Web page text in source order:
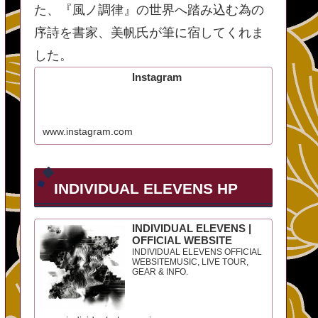
た、『風ノ調律』の世界へ踏み込む為の
序詩を書家、美帆氏が筆に宿してくれま
した。
Instagram
www.instagram.com
INDIVIDUAL ELEVENS HP
INDIVIDUAL ELEVENS |
OFFICIAL WEBSITE
INDIVIDUAL ELEVENS OFFICIAL
WEBSITEMUSIC, LIVE TOUR,
GEAR & INFO.